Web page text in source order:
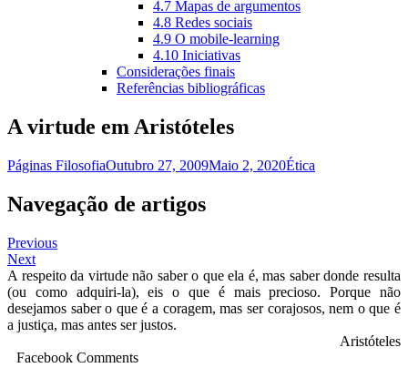
4.7 Mapas de argumentos
4.8 Redes sociais
4.9 O mobile-learning
4.10 Iniciativas
Considerações finais
Referências bibliográficas
A virtude em Aristóteles
Páginas FilosofiaOutubro 27, 2009Maio 2, 2020Ética
Navegação de artigos
Previous
Next
A respeito da virtude não saber o que ela é, mas saber donde resulta
(ou como adquiri-la), eis o que é mais precioso. Porque não
desejamos saber o que é a coragem, mas ser corajosos, nem o que é
a justiça, mas antes ser justos.
Aristóteles
Facebook Comments